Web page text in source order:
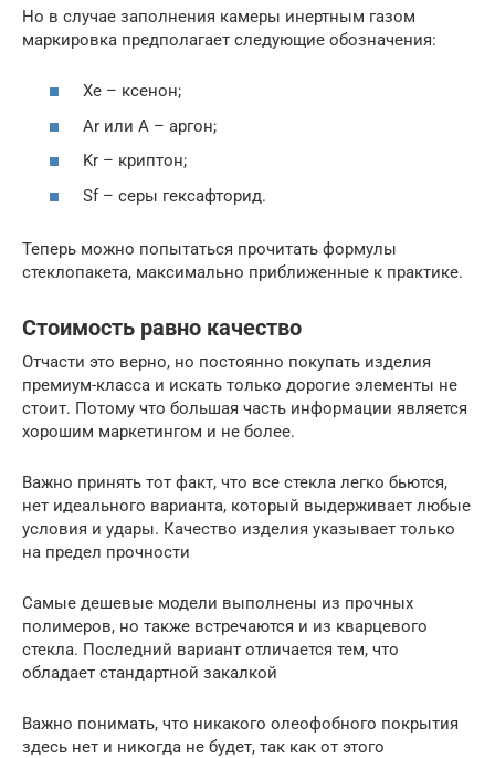
Но в случае заполнения камеры инертным газом
маркировка предполагает следующие обозначения:
Xe – ксенон;
Ar или A – аргон;
Kr – криптон;
Sf – серы гексафторид.
Теперь можно попытаться прочитать формулы
стеклопакета, максимально приближенные к практике.
Стоимость равно качество
Отчасти это верно, но постоянно покупать изделия
премиум-класса и искать только дорогие элементы не
стоит. Потому что большая часть информации является
хорошим маркетингом и не более.
Важно принять тот факт, что все стекла легко бьются,
нет идеального варианта, который выдерживает любые
условия и удары. Качество изделия указывает только
на предел прочности
Самые дешевые модели выполнены из прочных
полимеров, но также встречаются и из кварцевого
стекла. Последний вариант отличается тем, что
обладает стандартной закалкой
Важно понимать, что никакого олеофобного покрытия
здесь нет и никогда не будет, так как от этого